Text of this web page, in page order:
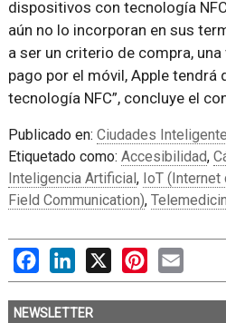
dispositivos con tecnología
aún no lo incorporan en sus
a ser un criterio de compra,
pago por el móvil, Apple tendrá
tecnología NFC , concluye el
Publicado en: Ciudades
Etiquetado como: Accesibilidad,
Inteligencia Artificial, IoT (Internet
Field Communication),
FacebookLinkedIn
X PinterestEmail
NEWSLETTER